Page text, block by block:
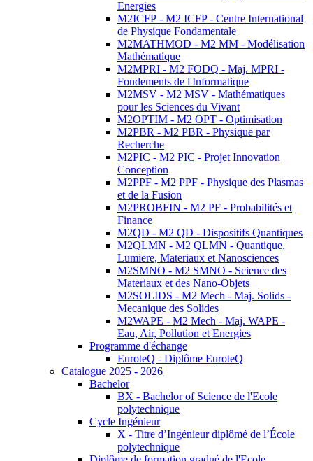
Energies
M2ICFP - M2 ICFP - Centre International
de Physique Fondamentale
M2MATHMOD - M2 MM - Modélisation
Mathématique
M2MPRI - M2 FODQ - Maj. MPRI -
Fondements de l'Informatique
M2MSV - M2 MSV - Mathématiques
pour les Sciences du Vivant
M2OPTIM - M2 OPT - Optimisation
M2PBR - M2 PBR - Physique par
Recherche
M2PIC - M2 PIC - Projet Innovation
Conception
M2PPF - M2 PPF - Physique des Plasmas
et de la Fusion
M2PROBFIN - M2 PF - Probabilités et
Finance
M2QD - M2 QD - Dispositifs Quantiques
M2QLMN - M2 QLMN - Quantique,
Lumiere, Materiaux et Nanosciences
M2SMNO - M2 SMNO - Science des
Materiaux et des Nano-Objets
M2SOLIDS - M2 Mech - Maj. Solids -
Mecanique des Solides
M2WAPE - M2 Mech - Maj. WAPE -
Eau, Air, Pollution et Energies
Programme d'échange
EuroteQ - Diplôme EuroteQ
Catalogue 2025 - 2026
Bachelor
BX - Bachelor of Science de l'Ecole
polytechnique
Cycle Ingénieur
X - Titre d’Ingénieur diplômé de l’École
polytechnique